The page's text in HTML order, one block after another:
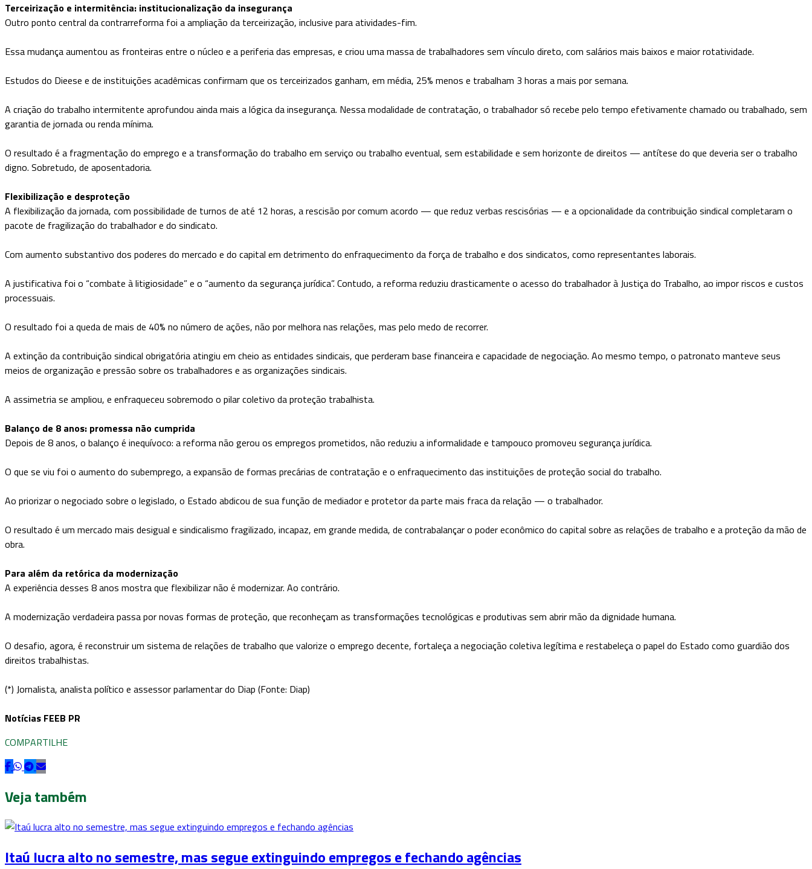
Terceirização e intermitência: institucionalização da insegurança
Outro ponto central da contrarreforma foi a ampliação da terceirização, inclusive para atividades-fim.
Essa mudança aumentou as fronteiras entre o núcleo e a periferia das empresas, e criou uma massa de trabalhadores sem vínculo direto, com salários mais baixos e maior rotatividade.
Estudos do Dieese e de instituições acadêmicas confirmam que os terceirizados ganham, em média, 25% menos e trabalham 3 horas a mais por semana.
A criação do trabalho intermitente aprofundou ainda mais a lógica da insegurança. Nessa modalidade de contratação, o trabalhador só recebe pelo tempo efetivamente chamado ou trabalhado, sem
garantia de jornada ou renda mínima.
O resultado é a fragmentação do emprego e a transformação do trabalho em serviço ou trabalho eventual, sem estabilidade e sem horizonte de direitos — antítese do que deveria ser o trabalho
digno. Sobretudo, de aposentadoria.
Flexibilização e desproteção
A flexibilização da jornada, com possibilidade de turnos de até 12 horas, a rescisão por comum acordo — que reduz verbas rescisórias — e a opcionalidade da contribuição sindical completaram o
pacote de fragilização do trabalhador e do sindicato.
Com aumento substantivo dos poderes do mercado e do capital em detrimento do enfraquecimento da força de trabalho e dos sindicatos, como representantes laborais.
A justificativa foi o “combate à litigiosidade” e o “aumento da segurança jurídica”. Contudo, a reforma reduziu drasticamente o acesso do trabalhador à Justiça do Trabalho, ao impor riscos e custos
processuais.
O resultado foi a queda de mais de 40% no número de ações, não por melhora nas relações, mas pelo medo de recorrer.
A extinção da contribuição sindical obrigatória atingiu em cheio as entidades sindicais, que perderam base financeira e capacidade de negociação. Ao mesmo tempo, o patronato manteve seus
meios de organização e pressão sobre os trabalhadores e as organizações sindicais.
A assimetria se ampliou, e enfraqueceu sobremodo o pilar coletivo da proteção trabalhista.
Balanço de 8 anos: promessa não cumprida
Depois de 8 anos, o balanço é inequívoco: a reforma não gerou os empregos prometidos, não reduziu a informalidade e tampouco promoveu segurança jurídica.
O que se viu foi o aumento do subemprego, a expansão de formas precárias de contratação e o enfraquecimento das instituições de proteção social do trabalho.
Ao priorizar o negociado sobre o legislado, o Estado abdicou de sua função de mediador e protetor da parte mais fraca da relação — o trabalhador.
O resultado é um mercado mais desigual e sindicalismo fragilizado, incapaz, em grande medida, de contrabalançar o poder econômico do capital sobre as relações de trabalho e a proteção da mão de
obra.
Para além da retórica da modernização
A experiência desses 8 anos mostra que flexibilizar não é modernizar. Ao contrário.
A modernização verdadeira passa por novas formas de proteção, que reconheçam as transformações tecnológicas e produtivas sem abrir mão da dignidade humana.
O desafio, agora, é reconstruir um sistema de relações de trabalho que valorize o emprego decente, fortaleça a negociação coletiva legítima e restabeleça o papel do Estado como guardião dos
direitos trabalhistas.
(*) Jornalista, analista político e assessor parlamentar do Diap (Fonte: Diap)
Notícias FEEB PR
COMPARTILHE
Veja também
Itaú lucra alto no semestre, mas segue extinguindo empregos e fechando agências